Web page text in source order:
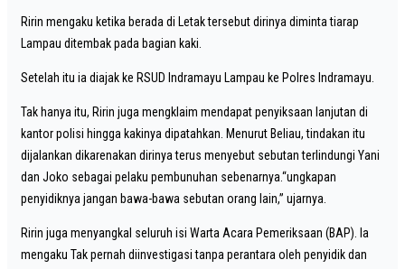
Ririn mengaku ketika berada di Letak tersebut dirinya diminta tiarap
Lampau ditembak pada bagian kaki.
Setelah itu ia diajak ke RSUD Indramayu Lampau ke Polres Indramayu.
Tak hanya itu, Ririn juga mengklaim mendapat penyiksaan lanjutan di
kantor polisi hingga kakinya dipatahkan. Menurut Beliau, tindakan itu
dijalankan dikarenakan dirinya terus menyebut sebutan terlindungi Yani
dan Joko sebagai pelaku pembunuhan sebenarnya.“ungkapan
penyidiknya jangan bawa-bawa sebutan orang lain,” ujarnya.
Ririn juga menyangkal seluruh isi Warta Acara Pemeriksaan (BAP). Ia
mengaku Tak pernah diinvestigasi tanpa perantara oleh penyidik dan